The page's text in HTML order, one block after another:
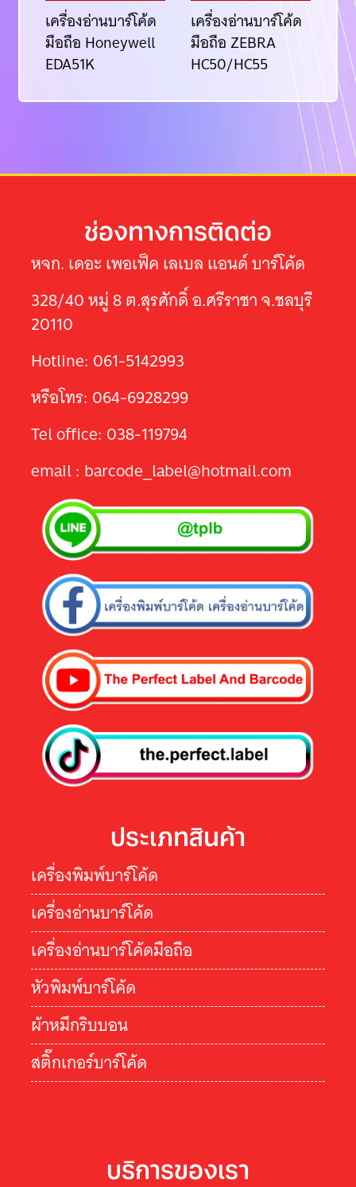
เครื่องอ่านบาร์โค้ด
มือถือ Honeywell
EDA51K
เครื่องอ่านบาร์โค้ด
มือถือ ZEBRA
HC50/HC55
เ
มื
ช่องทางการติดต่อ
หจก. เดอะ เพอเฟ็ค เลเบล แอนด์ บาร์โค้ด
328/40 หมู่ 8 ต.สุรศักดิ์ อ.ศรีราชา จ.ชลบุรี
20110
Hotline: 061-5142993
หรือโทร: 064-6928299
Tel office: 038-119794
email : barcode_label@hotmail.com
ประเภทสินค้า
เครื่องพิมพ์บาร์โค้ด
เครื่องอ่านบาร์โค้ด
เครื่องอ่านบาร์โค้ดมือถือ
หัวพิมพ์บาร์โค้ด
ผ้าหมึกริบบอน
สติ๊กเกอร์บาร์โค้ด
บริการของเรา